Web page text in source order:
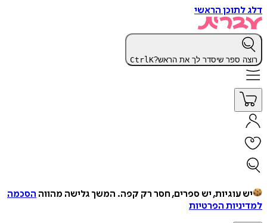
דלג לתוכן הראשי
רוצה ספר שיסדר לך את הראש? CtrlK
יש עוגיות, יש ספרים, חסר רק קפה. המשך גלישה מהווה הסכמה
למדיניות הפרטיות